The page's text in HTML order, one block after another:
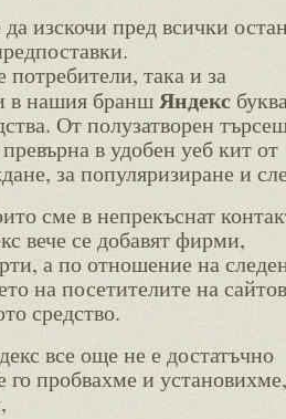
изскочи пред всички
потребители, така и за
в нашия браншЯндекс
От полузатворен
в удобен уеб кит от
за популяризиране и
сме в непрекъснат
вече се добавят фирми,
а по отношение на
на посетителите на
средство.
все още не е достатъчно
го пробвахме и